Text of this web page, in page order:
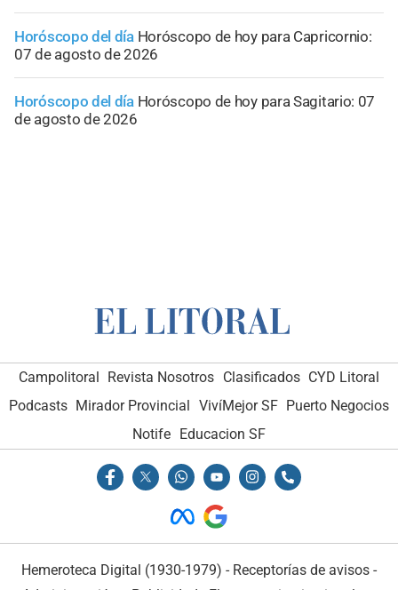
Horóscopo del día Horóscopo de hoy para Capricornio:
07 de agosto de 2026
Horóscopo del día Horóscopo de hoy para Sagitario: 07
de agosto de 2026
Campolitoral Revista Nosotros Clasificados CYD Litoral
Podcasts Mirador Provincial VivíMejor SF Puerto Negocios
Notife Educacion SF
Hemeroteca Digital (1930-1979) - Receptorías de avisos -